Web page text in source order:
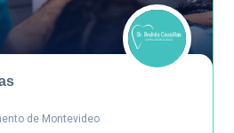
de Montevideo